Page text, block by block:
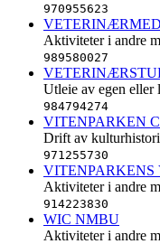
970955623
Aktiviteter i andre
989580027
Utleie av egen eller
984794274
VITENPARKEN
Drift av
971255730
VITENPARKENS
Aktiviteter i andre
914223830
WIC NMBU
Aktiviteter i andre